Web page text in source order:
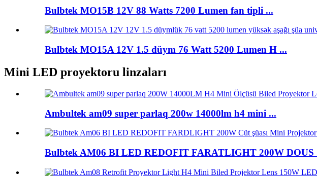
Bulbtek MO15B 12V 88 Watts 7200 Lumen fan tipli ...
Bulbtek MO15A 12V 1.5 düym 76 Watt 5200 Lumen H ...
Mini LED proyektoru linzaları
Ambultek am09 super parlaq 200w 14000lm h4 mini ...
Bulbtek AM06 BI LED REDOFIT FARATLIGHT 200W DOUS